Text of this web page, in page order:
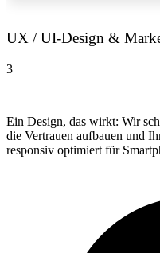
UX / UI-Design &
3
Ein Design, das wirkt: Wir
die Vertrauen aufbauen und
responsiv optimiert für